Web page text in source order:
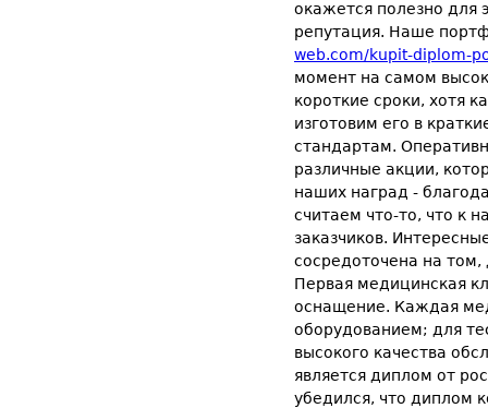
окажется полезно для
репутация. Наше
web.com/kupit-diplom-
момент на самом
короткие сроки, хотя
изготовим его в
стандартам.
различные акции,
наших наград -
считаем что-то, что к
заказчиков.
сосредоточена на
Первая медицинская
оснащение. Каждая
оборудованием; для
высокого качества
является диплом от
убедился, что диплом